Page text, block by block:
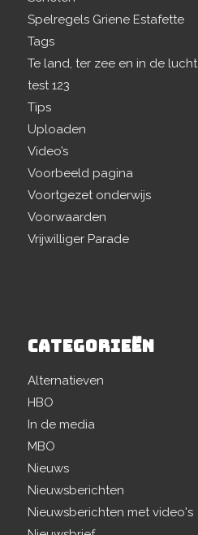
Spelregels Griene Estafette
Tags
Te land, ter zee en in de lucht
test 123
Tips
Uploaden
Video’s
Voorbeeld pagina
Voortgezet onderwijs
Voorwaarden
Vrijwilliger Parade
CATEGORIEËN
Alternatieven
HBO
In de media
MBO
Nieuws
Nieuwsberichten
Nieuwsberichten met video's